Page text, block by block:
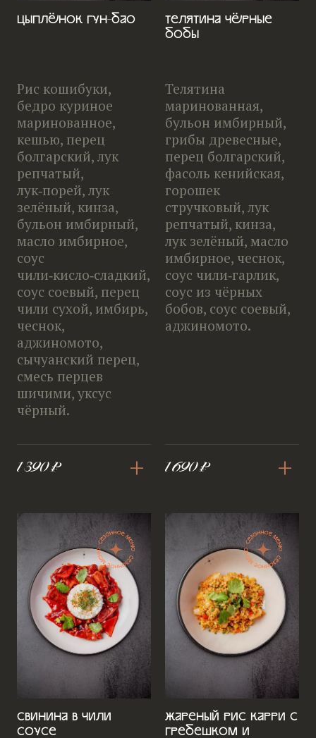
Цыплёнок Гун-Бао
Рис кошибуки,
бедро куриное
маринованное,
кешью, перец
болгарский, лук
репчатый,
лук‑порей, лук
зелёный, кинза,
бульон имбирный,
масло имбирное,
соус
чили‑кисло‑сладкий,
соус соевый, перец
чили сухой, имбирь,
чеснок,
аджиномото,
сычуанский перец,
смесь перцев
шичими, уксус
чёрный.
1 390 ₽ +
Телятина чёрные
бобы
Телятина
маринованная,
бульон имбирный,
грибы древесные,
перец болгарский,
фасоль кенийская,
горошек
стручковый, лук
репчатый, кинза,
лук зелёный, масло
имбирное, чеснок,
соус чили‑гарлик,
соус из чёрных
бобов, соус соевый,
аджиномото.
1 690 ₽ +
Свинина в чили
соусе
Жареный рис карри с
гребешком и